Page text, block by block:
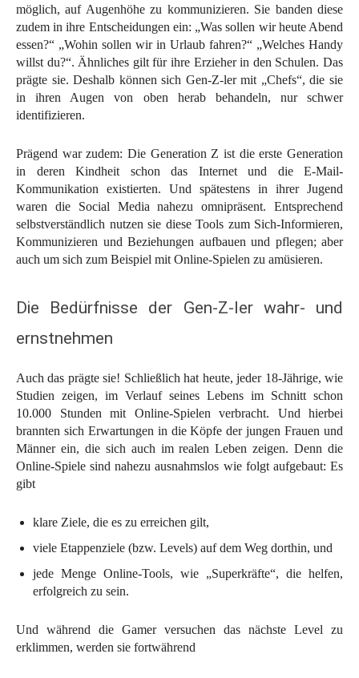
möglich, auf Augenhöhe zu kommunizieren. Sie banden diese
zudem in ihre Entscheidungen ein: „Was sollen wir heute Abend
essen?“ „Wohin sollen wir in Urlaub fahren?“ „Welches Handy
willst du?“. Ähnliches gilt für ihre Erzieher in den Schulen. Das
prägte sie. Deshalb können sich Gen-Z-ler mit „Chefs“, die sie
in ihren Augen von oben herab behandeln, nur schwer
identifizieren.
Prägend war zudem: Die Generation Z ist die erste Generation
in deren Kindheit schon das Internet und die E-Mail-
Kommunikation existierten. Und spätestens in ihrer Jugend
waren die Social Media nahezu omnipräsent. Entsprechend
selbstverständlich nutzen sie diese Tools zum Sich-Informieren,
Kommunizieren und Beziehungen aufbauen und pflegen; aber
auch um sich zum Beispiel mit Online-Spielen zu amüsieren.
Die Bedürfnisse der Gen-Z-ler wahr- und
ernstnehmen
Auch das prägte sie! Schließlich hat heute, jeder 18-Jährige, wie
Studien zeigen, im Verlauf seines Lebens im Schnitt schon
10.000 Stunden mit Online-Spielen verbracht. Und hierbei
brannten sich Erwartungen in die Köpfe der jungen Frauen und
Männer ein, die sich auch im realen Leben zeigen. Denn die
Online-Spiele sind nahezu ausnahmslos wie folgt aufgebaut: Es
gibt
klare Ziele, die es zu erreichen gilt,
viele Etappenziele (bzw. Levels) auf dem Weg dorthin, und
jede Menge Online-Tools, wie „Superkräfte“, die helfen,
erfolgreich zu sein.
Und während die Gamer versuchen das nächste Level zu
erklimmen, werden sie fortwährend